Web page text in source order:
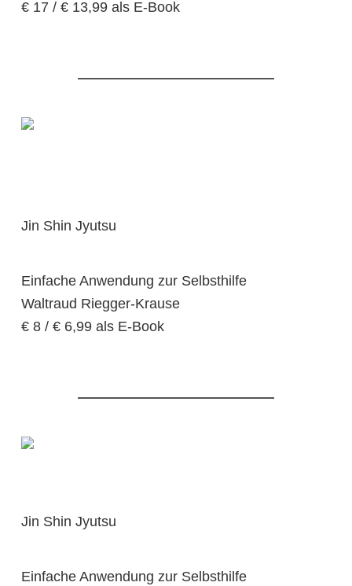
€ 17 / € 13,99 als E-Book
Jin Shin Jyutsu
Einfache Anwendung zur Selbsthilfe
Waltraud Riegger-Krause
€ 8 / € 6,99 als E-Book
Jin Shin Jyutsu
Einfache Anwendung zur Selbsthilfe